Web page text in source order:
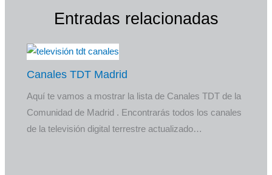
Entradas relacionadas
Canales TDT Madrid
Aquí te vamos a mostrar la lista de Canales TDT de la
Comunidad de Madrid . Encontrarás todos los canales
de la televisión digital terrestre actualizado…